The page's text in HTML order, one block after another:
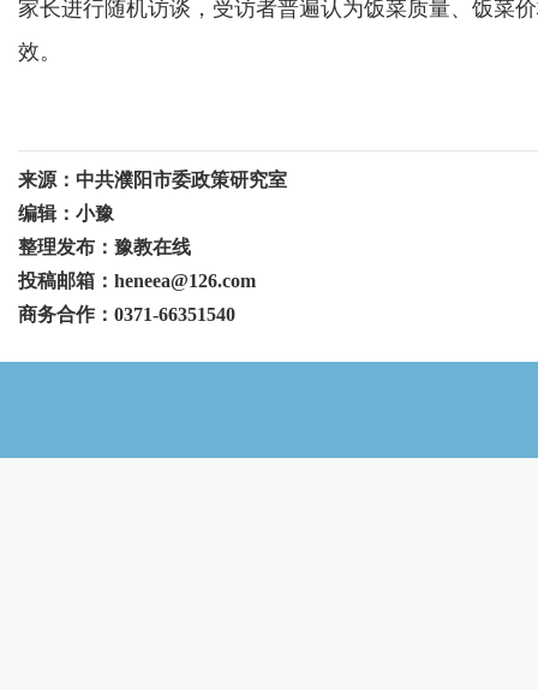
家长进行随机访谈，受访者普遍认为饭菜质量、饭菜
效。
来源：中共濮阳市委政策研究室
编辑：小豫
整理发布：豫教在线
投稿邮箱：heneea@126.com
商务合作：0371-66351540